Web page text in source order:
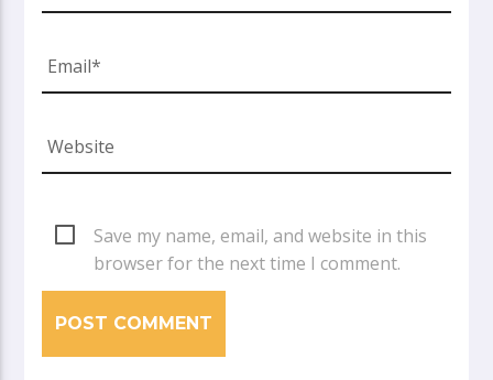
Save my name, email, and website in this
browser for the next time I comment.